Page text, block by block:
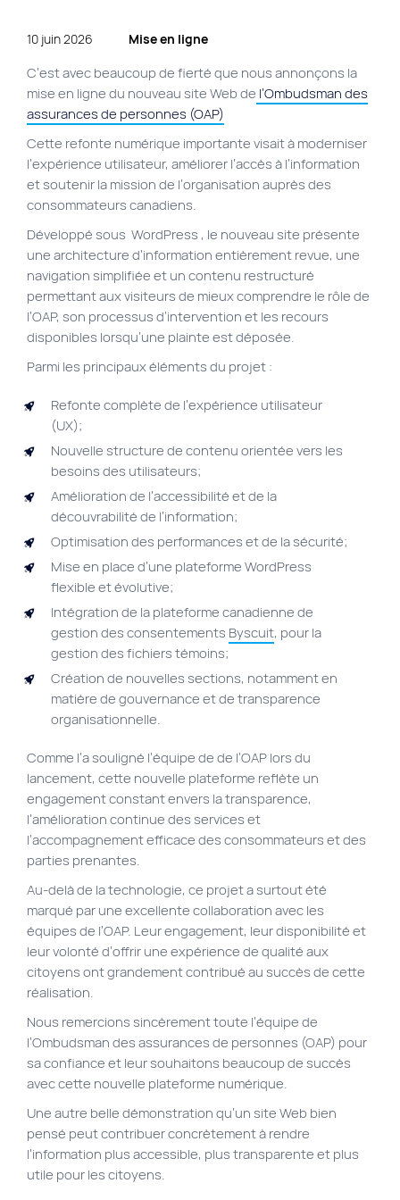
Vie Privée
VortexLab
40 rue Jean-Talon E., Montreal
514 278-7575
10 juin 2026 Mise en ligne
C’est avec beaucoup de fierté que nous annonçons la
mise en ligne du nouveau site Web de l’Ombudsman des
assurances de personnes (OAP)
Cette refonte numérique importante visait à moderniser
l’expérience utilisateur, améliorer l’accès à l’information
et soutenir la mission de l’organisation auprès des
consommateurs canadiens.
Développé sous WordPress , le nouveau site présente
une architecture d’information entièrement revue, une
navigation simplifiée et un contenu restructuré
permettant aux visiteurs de mieux comprendre le rôle de
l’OAP, son processus d’intervention et les recours
disponibles lorsqu’une plainte est déposée.
Parmi les principaux éléments du projet :
Refonte complète de l’expérience utilisateur
(UX);
Nouvelle structure de contenu orientée vers les
besoins des utilisateurs;
Amélioration de l’accessibilité et de la
découvrabilité de l’information;
Optimisation des performances et de la sécurité;
Mise en place d’une plateforme WordPress
flexible et évolutive;
Intégration de la plateforme canadienne de
gestion des consentements Byscuit, pour la
gestion des fichiers témoins;
Création de nouvelles sections, notamment en
matière de gouvernance et de transparence
organisationnelle.
Comme l’a souligné l’équipe de de l’OAP lors du
lancement, cette nouvelle plateforme reflète un
engagement constant envers la transparence,
l’amélioration continue des services et
l’accompagnement efficace des consommateurs et des
parties prenantes.
Au-delà de la technologie, ce projet a surtout été
marqué par une excellente collaboration avec les
équipes de l’OAP. Leur engagement, leur disponibilité et
leur volonté d’offrir une expérience de qualité aux
citoyens ont grandement contribué au succès de cette
réalisation.
Nous remercions sincèrement toute l’équipe de
l’Ombudsman des assurances de personnes (OAP) pour
sa confiance et leur souhaitons beaucoup de succès
avec cette nouvelle plateforme numérique.
Une autre belle démonstration qu’un site Web bien
pensé peut contribuer concrètement à rendre
l’information plus accessible, plus transparente et plus
utile pour les citoyens.